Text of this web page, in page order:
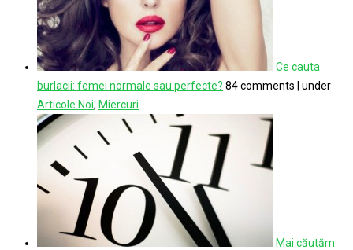
Ce cauta
burlacii: femei normale sau perfecte? 84 comments
under
Articole Noi, Miercuri
Mai căutăm